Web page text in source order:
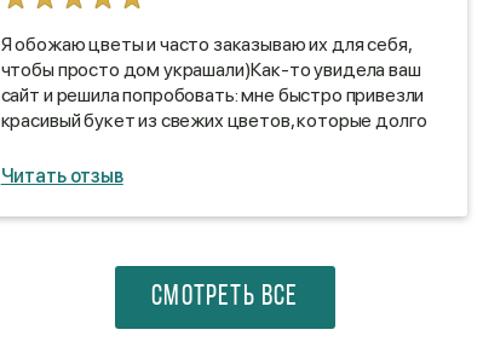
Я обожаю цветы и часто заказываю их для себя,
чтобы просто дом украшали)Как-то увидела ваш
сайт и решила попробовать: мне быстро привезли
красивый букет из свежих цветов, которые долго
Читать отзыв
СМОТРЕТЬ ВСЕ